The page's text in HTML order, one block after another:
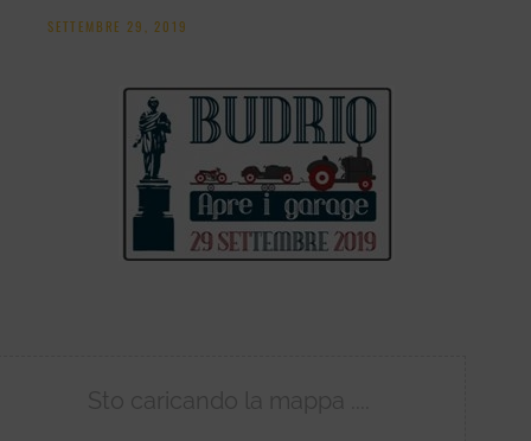
SETTEMBRE 29, 2019
Sto caricando la mappa ....